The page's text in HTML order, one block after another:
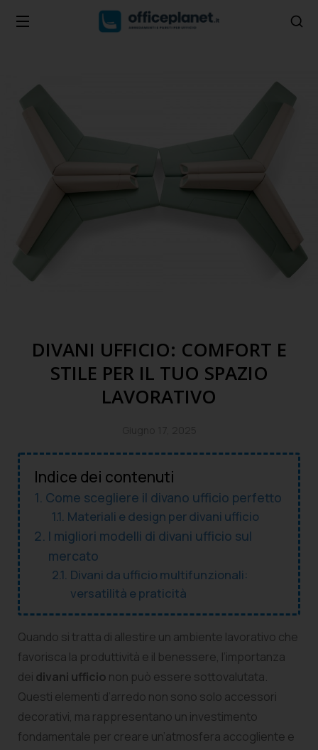
DIVANI UFFICIO: COMFORT E
STILE PER IL TUO SPAZIO
LAVORATIVO
Indice dei contenuti
Come scegliere il divano ufficio perfetto
Materiali e design per divani ufficio
I migliori modelli di divani ufficio sul
mercato
Divani da ufficio multifunzionali:
versatilità e praticità
Quando si tratta di allestire un ambiente lavorativo che
favorisca la produttività e il benessere, l’importanza
dei divani ufficio non può essere sottovalutata.
Questi elementi d’arredo non sono solo accessori
decorativi, ma rappresentano un investimento
fondamentale per creare un’atmosfera accogliente e